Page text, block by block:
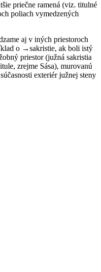
priečne ramená (viz. titulné
poliach vymedzených
aj v iných priestoroch
o →sakristie, ak boli istý
priestor (južná sakristia
zrejme Sása), murovanú
exteriér južnej steny